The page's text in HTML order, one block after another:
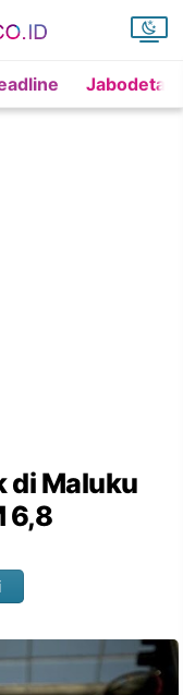
di Maluku
6,8